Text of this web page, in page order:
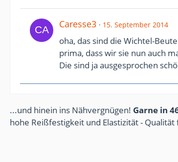
Caresse3 15. September 2014
oha, das sind die Wichtel-
prima, dass wir sie nun auch
Die sind ja ausgesprochen
...und hinein ins Nähvergnügen! Garne in
hohe Reißfestigkeit und Elastizität -